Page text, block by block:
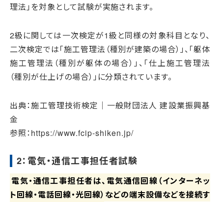
理法」を対象として試験が実施されます。
2級に関しては一次検定が1級と同様の対象科目となり、
二次検定では「施工管理法（種別が建築の場合）」、「躯体
施工管理法（種別が躯体の場合）」、「仕上施工管理法
（種別が仕上げの場合）」に分類されています。
出典：施工管理技術検定｜一般財団法人 建設業振興基
金
参照：https://www.fcip-shiken.jp/
2：電気・通信工事担任者試験
電気・通信工事担任者は、電気通信回線（インターネッ
ト回線・電話回線・光回線）などの端末設備などを接続す